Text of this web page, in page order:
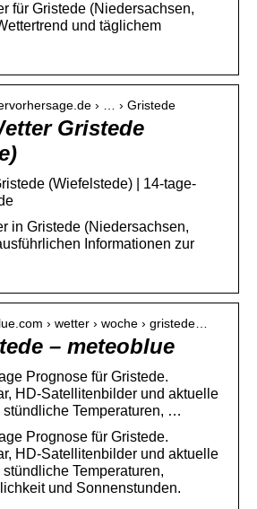
für Gristede (Niedersachsen,
und täglichem
› … › Gristede
Gristede
(Wiefelstede) | 14-tage-
in Gristede (Niedersachsen,
Informationen zur
› wetter › woche › gristede…
– meteoblue
Prognose für Gristede.
HD-Satellitenbilder und aktuelle
Temperaturen, …
Prognose für Gristede.
HD-Satellitenbilder und aktuelle
Temperaturen,
und Sonnenstunden.